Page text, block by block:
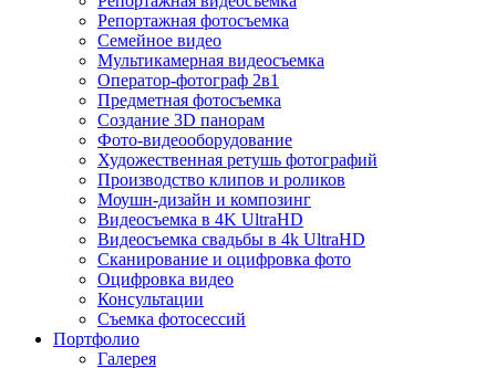
Репортажная фотосъемка
Семейное видео
Мультикамерная видеосъемка
Оператор-фотограф 2в1
Предметная фотосъемка
Создание 3D панорам
Фото-видеооборудование
Художественная ретушь фотографий
Производство клипов и роликов
Моушн-дизайн и композинг
Видеосъемка в 4K UltraHD
Видеосъемка свадьбы в 4k UltraHD
Сканирование и оцифровка фото
Оцифровка видео
Консультации
Съемка фотосессий
Портфолио
Галерея